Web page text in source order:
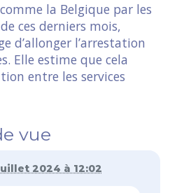
la Belgique par les
ces derniers mois,
d’allonger l’arrestation
Elle estime que cela
entre les services
vue
2024 à 12:02